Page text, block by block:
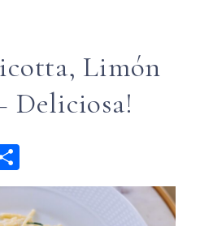
Limón
Deliciosa!
h
a